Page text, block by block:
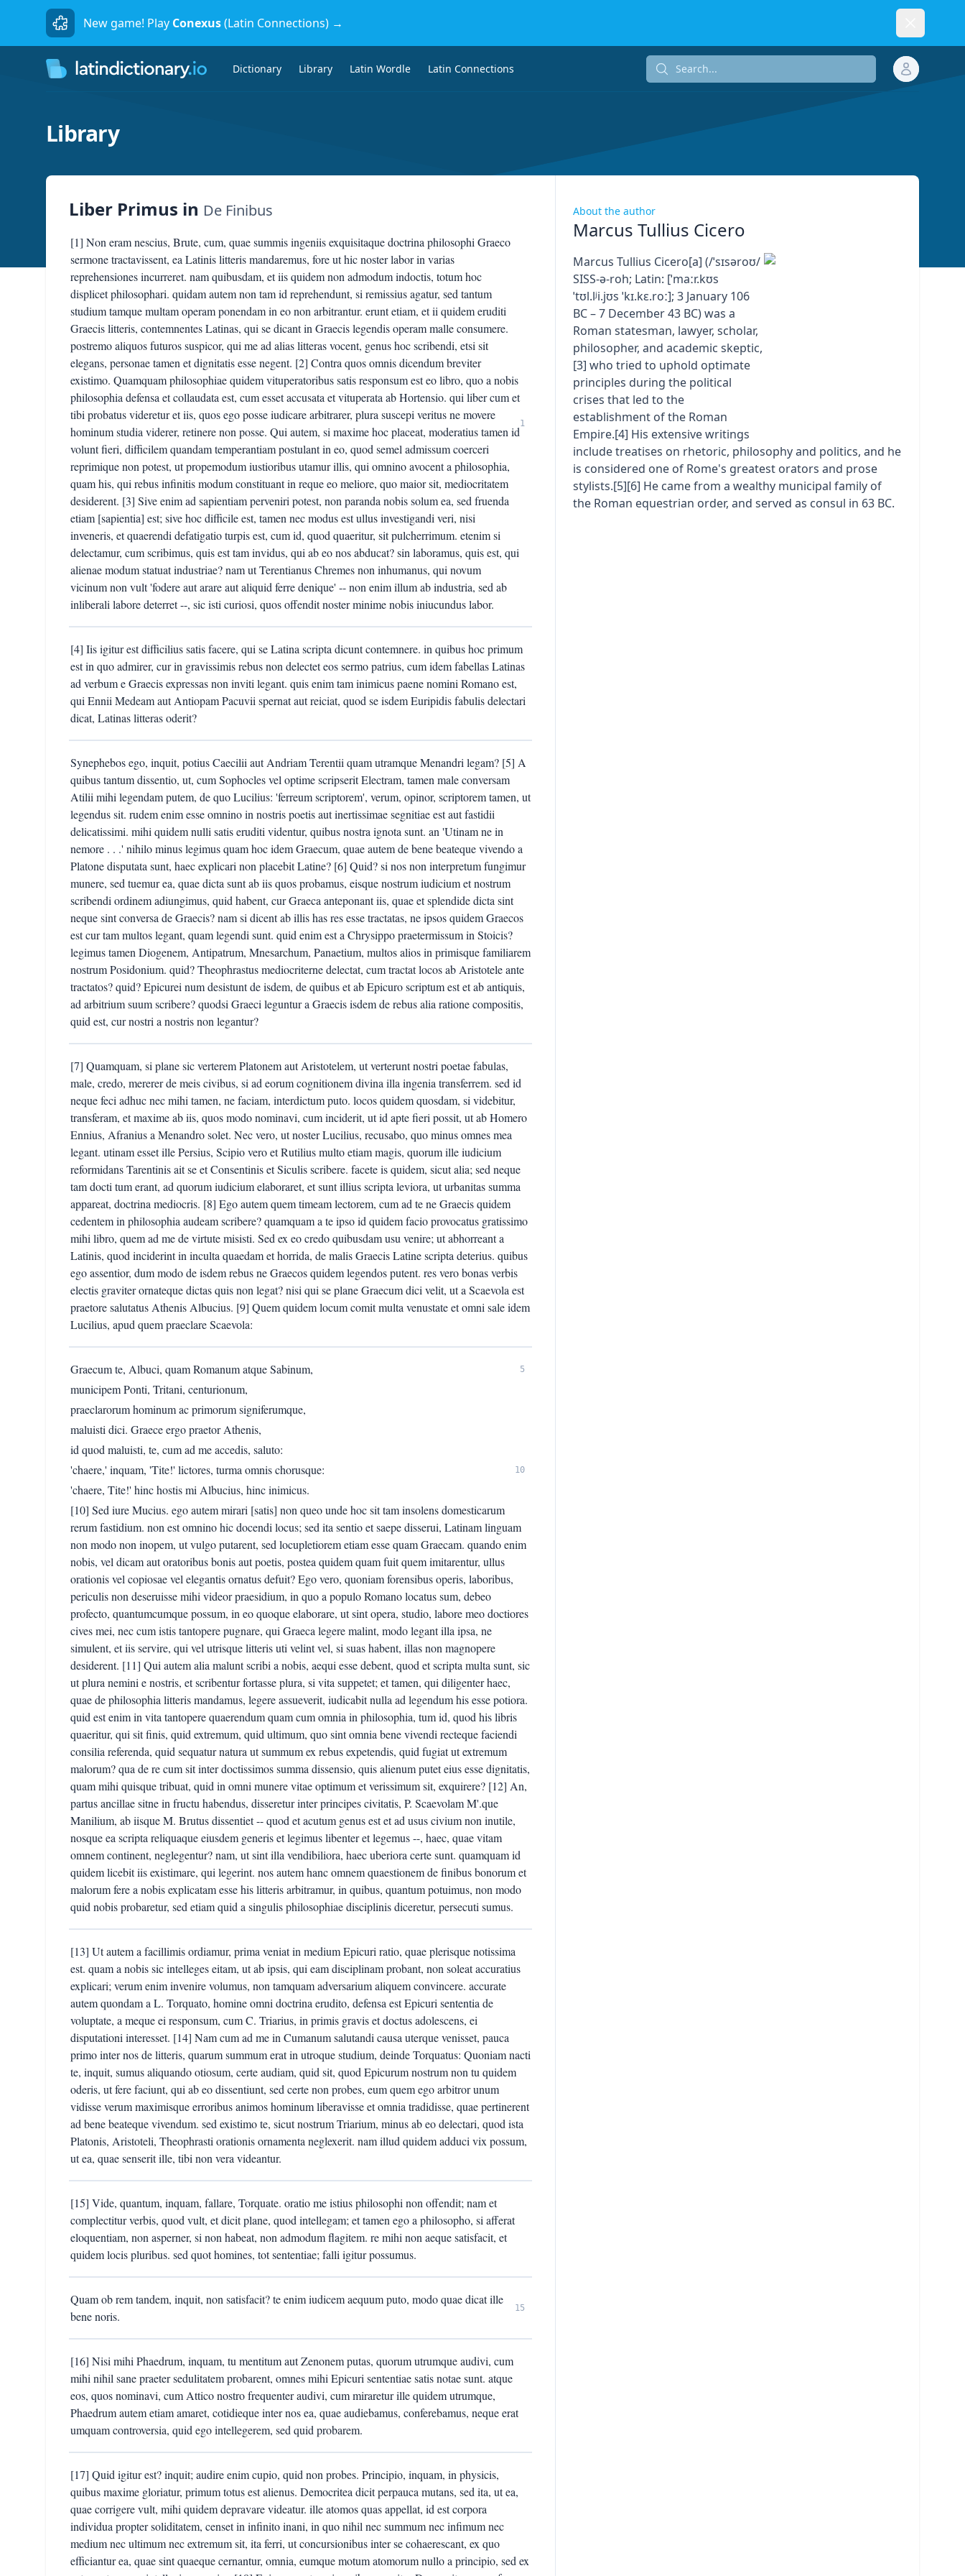
New game! Play Conexus(Latin Connections) →
Dictionary Library Latin Wordle Latin Connections Search...
Library
Liber Primus in De Finibus
[1] Non eram nescius, Brute, cum, quae summis ingeniis exquisitaque doctrina philosophi Graeco
sermone tractavissent, ea Latinis litteris mandaremus, fore ut hic noster labor in varias
reprehensiones incurreret. nam quibusdam, et iis quidem non admodum indoctis, totum hoc
displicet philosophari. quidam autem non tam id reprehendunt, si remissius agatur, sed tantum
studium tamque multam operam ponendam in eo non arbitrantur. erunt etiam, et ii quidem eruditi
Graecis litteris, contemnentes Latinas, qui se dicant in Graecis legendis operam malle consumere.
postremo aliquos futuros suspicor, qui me ad alias litteras vocent, genus hoc scribendi, etsi sit
elegans, personae tamen et dignitatis esse negent. [2] Contra quos omnis dicendum breviter
existimo. Quamquam philosophiae quidem vituperatoribus satis responsum est eo libro, quo a nobis
philosophia defensa et collaudata est, cum esset accusata et vituperata ab Hortensio. qui liber cum et
tibi probatus videretur et iis, quos ego posse iudicare arbitrarer, plura suscepi veritus ne movere
hominum studia viderer, retinere non posse. Qui autem, si maxime hoc placeat, moderatius tamen id
volunt fieri, difficilem quandam temperantiam postulant in eo, quod semel admissum coerceri
reprimique non potest, ut propemodum iustioribus utamur illis, qui omnino avocent a philosophia,
quam his, qui rebus infinitis modum constituant in reque eo meliore, quo maior sit, mediocritatem
desiderent. [3] Sive enim ad sapientiam perveniri potest, non paranda nobis solum ea, sed fruenda
etiam [sapientia] est; sive hoc difficile est, tamen nec modus est ullus investigandi veri, nisi
inveneris, et quaerendi defatigatio turpis est, cum id, quod quaeritur, sit pulcherrimum. etenim si
delectamur, cum scribimus, quis est tam invidus, qui ab eo nos abducat? sin laboramus, quis est, qui
alienae modum statuat industriae? nam ut Terentianus Chremes non inhumanus, qui novum
vicinum non vult 'fodere aut arare aut aliquid ferre denique' -- non enim illum ab industria, sed ab
inliberali labore deterret --, sic isti curiosi, quos offendit noster minime nobis iniucundus labor.
1
[4] Iis igitur est difficilius satis facere, qui se Latina scripta dicunt contemnere. in quibus hoc primum
est in quo admirer, cur in gravissimis rebus non delectet eos sermo patrius, cum idem fabellas Latinas
ad verbum e Graecis expressas non inviti legant. quis enim tam inimicus paene nomini Romano est,
qui Ennii Medeam aut Antiopam Pacuvii spernat aut reiciat, quod se isdem Euripidis fabulis delectari
dicat, Latinas litteras oderit?
Synephebos ego, inquit, potius Caecilii aut Andriam Terentii quam utramque Menandri legam? [5] A
quibus tantum dissentio, ut, cum Sophocles vel optime scripserit Electram, tamen male conversam
Atilii mihi legendam putem, de quo Lucilius: 'ferreum scriptorem', verum, opinor, scriptorem tamen, ut
legendus sit. rudem enim esse omnino in nostris poetis aut inertissimae segnitiae est aut fastidii
delicatissimi. mihi quidem nulli satis eruditi videntur, quibus nostra ignota sunt. an 'Utinam ne in
nemore . . .' nihilo minus legimus quam hoc idem Graecum, quae autem de bene beateque vivendo a
Platone disputata sunt, haec explicari non placebit Latine? [6] Quid? si nos non interpretum fungimur
munere, sed tuemur ea, quae dicta sunt ab iis quos probamus, eisque nostrum iudicium et nostrum
scribendi ordinem adiungimus, quid habent, cur Graeca anteponant iis, quae et splendide dicta sint
neque sint conversa de Graecis? nam si dicent ab illis has res esse tractatas, ne ipsos quidem Graecos
est cur tam multos legant, quam legendi sunt. quid enim est a Chrysippo praetermissum in Stoicis?
legimus tamen Diogenem, Antipatrum, Mnesarchum, Panaetium, multos alios in primisque familiarem
nostrum Posidonium. quid? Theophrastus mediocriterne delectat, cum tractat locos ab Aristotele ante
tractatos? quid? Epicurei num desistunt de isdem, de quibus et ab Epicuro scriptum est et ab antiquis,
ad arbitrium suum scribere? quodsi Graeci leguntur a Graecis isdem de rebus alia ratione compositis,
quid est, cur nostri a nostris non legantur?
[7] Quamquam, si plane sic verterem Platonem aut Aristotelem, ut verterunt nostri poetae fabulas,
male, credo, mererer de meis civibus, si ad eorum cognitionem divina illa ingenia transferrem. sed id
neque feci adhuc nec mihi tamen, ne faciam, interdictum puto. locos quidem quosdam, si videbitur,
transferam, et maxime ab iis, quos modo nominavi, cum inciderit, ut id apte fieri possit, ut ab Homero
Ennius, Afranius a Menandro solet. Nec vero, ut noster Lucilius, recusabo, quo minus omnes mea
legant. utinam esset ille Persius, Scipio vero et Rutilius multo etiam magis, quorum ille iudicium
reformidans Tarentinis ait se et Consentinis et Siculis scribere. facete is quidem, sicut alia; sed neque
tam docti tum erant, ad quorum iudicium elaboraret, et sunt illius scripta leviora, ut urbanitas summa
appareat, doctrina mediocris. [8] Ego autem quem timeam lectorem, cum ad te ne Graecis quidem
cedentem in philosophia audeam scribere? quamquam a te ipso id quidem facio provocatus gratissimo
mihi libro, quem ad me de virtute misisti. Sed ex eo credo quibusdam usu venire; ut abhorreant a
Latinis, quod inciderint in inculta quaedam et horrida, de malis Graecis Latine scripta deterius. quibus
ego assentior, dum modo de isdem rebus ne Graecos quidem legendos putent. res vero bonas verbis
electis graviter ornateque dictas quis non legat? nisi qui se plane Graecum dici velit, ut a Scaevola est
praetore salutatus Athenis Albucius. [9] Quem quidem locum comit multa venustate et omni sale idem
Lucilius, apud quem praeclare Scaevola:
Graecum te, Albuci, quam Romanum atque Sabinum, 5
municipem Ponti, Tritani, centurionum,
praeclarorum hominum ac primorum signiferumque,
maluisti dici. Graece ergo praetor Athenis,
id quod maluisti, te, cum ad me accedis, saluto:
'chaere,' inquam, 'Tite!' lictores, turma omnis chorusque:
10
'chaere, Tite!' hinc hostis mi Albucius, hinc inimicus.
[10] Sed iure Mucius. ego autem mirari [satis] non queo unde hoc sit tam insolens domesticarum
rerum fastidium. non est omnino hic docendi locus; sed ita sentio et saepe disserui, Latinam linguam
non modo non inopem, ut vulgo putarent, sed locupletiorem etiam esse quam Graecam. quando enim
nobis, vel dicam aut oratoribus bonis aut poetis, postea quidem quam fuit quem imitarentur, ullus
orationis vel copiosae vel elegantis ornatus defuit? Ego vero, quoniam forensibus operis, laboribus,
periculis non deseruisse mihi videor praesidium, in quo a populo Romano locatus sum, debeo
profecto, quantumcumque possum, in eo quoque elaborare, ut sint opera, studio, labore meo doctiores
cives mei, nec cum istis tantopere pugnare, qui Graeca legere malint, modo legant illa ipsa, ne
simulent, et iis servire, qui vel utrisque litteris uti velint vel, si suas habent, illas non magnopere
desiderent. [11] Qui autem alia malunt scribi a nobis, aequi esse debent, quod et scripta multa sunt, sic
ut plura nemini e nostris, et scribentur fortasse plura, si vita suppetet; et tamen, qui diligenter haec,
quae de philosophia litteris mandamus, legere assueverit, iudicabit nulla ad legendum his esse potiora.
quid est enim in vita tantopere quaerendum quam cum omnia in philosophia, tum id, quod his libris
quaeritur, qui sit finis, quid extremum, quid ultimum, quo sint omnia bene vivendi recteque faciendi
consilia referenda, quid sequatur natura ut summum ex rebus expetendis, quid fugiat ut extremum
malorum? qua de re cum sit inter doctissimos summa dissensio, quis alienum putet eius esse dignitatis,
quam mihi quisque tribuat, quid in omni munere vitae optimum et verissimum sit, exquirere? [12] An,
partus ancillae sitne in fructu habendus, disseretur inter principes civitatis, P. Scaevolam M'.que
Manilium, ab iisque M. Brutus dissentiet -- quod et acutum genus est et ad usus civium non inutile,
nosque ea scripta reliquaque eiusdem generis et legimus libenter et legemus --, haec, quae vitam
omnem continent, neglegentur? nam, ut sint illa vendibiliora, haec uberiora certe sunt. quamquam id
quidem licebit iis existimare, qui legerint. nos autem hanc omnem quaestionem de finibus bonorum et
malorum fere a nobis explicatam esse his litteris arbitramur, in quibus, quantum potuimus, non modo
quid nobis probaretur, sed etiam quid a singulis philosophiae disciplinis diceretur, persecuti sumus.
[13] Ut autem a facillimis ordiamur, prima veniat in medium Epicuri ratio, quae plerisque notissima
est. quam a nobis sic intelleges eitam, ut ab ipsis, qui eam disciplinam probant, non soleat accuratius
explicari; verum enim invenire volumus, non tamquam adversarium aliquem convincere. accurate
autem quondam a L. Torquato, homine omni doctrina erudito, defensa est Epicuri sententia de
voluptate, a meque ei responsum, cum C. Triarius, in primis gravis et doctus adolescens, ei
disputationi interesset. [14] Nam cum ad me in Cumanum salutandi causa uterque venisset, pauca
primo inter nos de litteris, quarum summum erat in utroque studium, deinde Torquatus: Quoniam nacti
te, inquit, sumus aliquando otiosum, certe audiam, quid sit, quod Epicurum nostrum non tu quidem
oderis, ut fere faciunt, qui ab eo dissentiunt, sed certe non probes, eum quem ego arbitror unum
vidisse verum maximisque erroribus animos hominum liberavisse et omnia tradidisse, quae pertinerent
ad bene beateque vivendum. sed existimo te, sicut nostrum Triarium, minus ab eo delectari, quod ista
Platonis, Aristoteli, Theophrasti orationis ornamenta neglexerit. nam illud quidem adduci vix possum,
ut ea, quae senserit ille, tibi non vera videantur.
[15] Vide, quantum, inquam, fallare, Torquate. oratio me istius philosophi non offendit; nam et
complectitur verbis, quod vult, et dicit plane, quod intellegam; et tamen ego a philosopho, si afferat
eloquentiam, non asperner, si non habeat, non admodum flagitem. re mihi non aeque satisfacit, et
quidem locis pluribus. sed quot homines, tot sententiae; falli igitur possumus.
Quam ob rem tandem, inquit, non satisfacit? te enim iudicem aequum puto, modo quae dicat ille
bene noris.
15
[16] Nisi mihi Phaedrum, inquam, tu mentitum aut Zenonem putas, quorum utrumque audivi, cum
mihi nihil sane praeter sedulitatem probarent, omnes mihi Epicuri sententiae satis notae sunt. atque
eos, quos nominavi, cum Attico nostro frequenter audivi, cum miraretur ille quidem utrumque,
Phaedrum autem etiam amaret, cotidieque inter nos ea, quae audiebamus, conferebamus, neque erat
umquam controversia, quid ego intellegerem, sed quid probarem.
[17] Quid igitur est? inquit; audire enim cupio, quid non probes. Principio, inquam, in physicis,
quibus maxime gloriatur, primum totus est alienus. Democritea dicit perpauca mutans, sed ita, ut ea,
quae corrigere vult, mihi quidem depravare videatur. ille atomos quas appellat, id est corpora
individua propter soliditatem, censet in infinito inani, in quo nihil nec summum nec infimum nec
medium nec ultimum nec extremum sit, ita ferri, ut concursionibus inter se cohaerescant, ex quo
efficiantur ea, quae sint quaeque cernantur, omnia, eumque motum atomorum nullo a principio, sed ex
About the author
Marcus Tullius Cicero
Marcus Tullius Cicero[a] (/ˈsɪsəroʊ/
SISS-ə-roh; Latin: [ˈmaːr.kʊs
ˈtʊl.lʲi.jʊs ˈkɪ.kɛ.roː]; 3 January 106
BC – 7 December 43 BC) was a
Roman statesman, lawyer, scholar,
philosopher, and academic skeptic,
[3] who tried to uphold optimate
principles during the political
crises that led to the
establishment of the Roman
Empire.[4] His extensive writings
include treatises on rhetoric, philosophy and politics, and he
is considered one of Rome's greatest orators and prose
stylists.[5][6] He came from a wealthy municipal family of
the Roman equestrian order, and served as consul in 63 BC.